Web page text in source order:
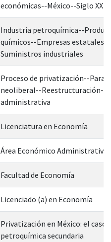
económicas--México--Siglo XX
Industria petroquímica--
químicos--Empresas estatales--
Suministros industriales
Proceso de privatización--
neoliberal--Reestructuración--
administrativa
Licenciatura en Economía
Área Económico Administrativa
Facultad de Economía
Licenciado (a) en Economía
Privatización en México: el caso
petroquímica secundaria